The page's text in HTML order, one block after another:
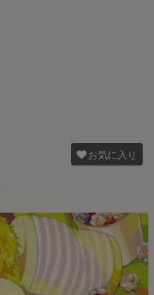
お気に入り